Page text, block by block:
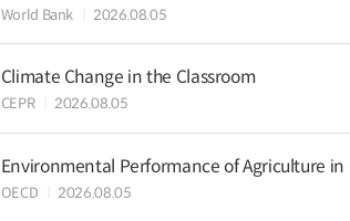
World Bank 2026.08.05
Climate Change in the Classroom
CEPR 2026.08.05
Environmental Performance of Agriculture in
OECD 2026.08.05